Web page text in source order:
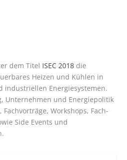
dem Titel ISEC 2018 die
Heizen und Kühlen in
Energiesystemen.
Unternehmen und Energiepolitik
Workshops, Fach-
Side Events und